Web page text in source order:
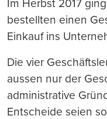
Im Herbst 2017
bestellten einen
Einkauf ins
Die vier
aussen nur der
administrative
Entscheide seien